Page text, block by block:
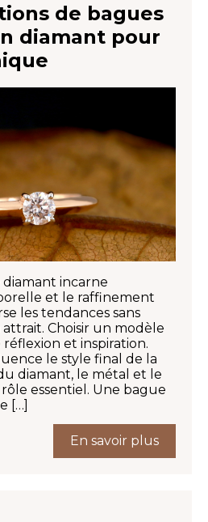
de bagues
diamant pour
diamant incarne
et le raffinement
les tendances sans
attrait. Choisir un modèle
et inspiration.
le style final de la
diamant, le métal et le
essentiel. Une bague
[…]
En savoir plus